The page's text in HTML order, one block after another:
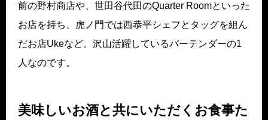
前の野村商店や、世田谷代田のQuarter Roomといった
お店を持ち、虎ノ門では西恭平シェフとタッグを組ん
だお店Ukeなど。沢山活躍しているバーテンダーの1
人なのです。
美味しいお酒と共にいただくお食事た